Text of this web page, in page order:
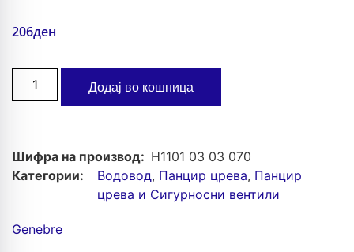
206ден
Додај во кошница
Шифра на производ: H1101 03 03 070
Категории:
Водовод, Панцир црева, Панцир
црева и Сигурносни вентили
Genebre